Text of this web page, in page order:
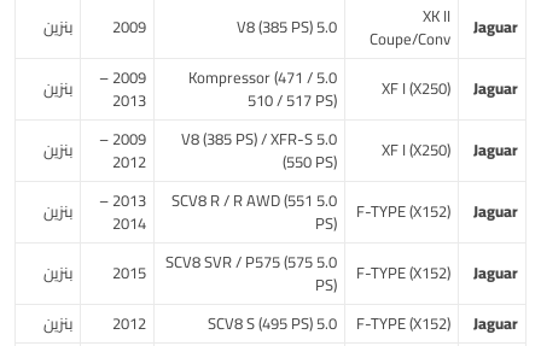
Jaguar
XK II
Coupe/Conv
5.0 V8 (385 PS)
2009 بنزين
Jaguar
XF I (X250)
5.0 Kompressor (471 /
510 / 517 PS)
2009 –
2013 بنزين
Jaguar
XF I (X250)
5.0 V8 (385 PS) / XFR-S
(550 PS)
2009 –
2012 بنزين
Jaguar
F-TYPE (X152)
5.0 SCV8 R / R AWD (551
PS)
2013 –
2014 بنزين
Jaguar
F-TYPE (X152)
5.0 SCV8 SVR / P575 (575
PS)
2015
بنزين
Jaguar
F-TYPE (X152)
5.0 SCV8 S (495 PS)
2012
بنزين